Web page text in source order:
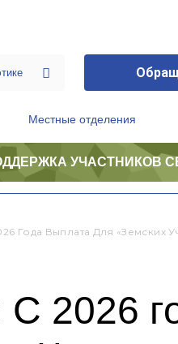
Местные отделения
УЧАСТНИКОВ
Года Выплата Для «Земских
2026